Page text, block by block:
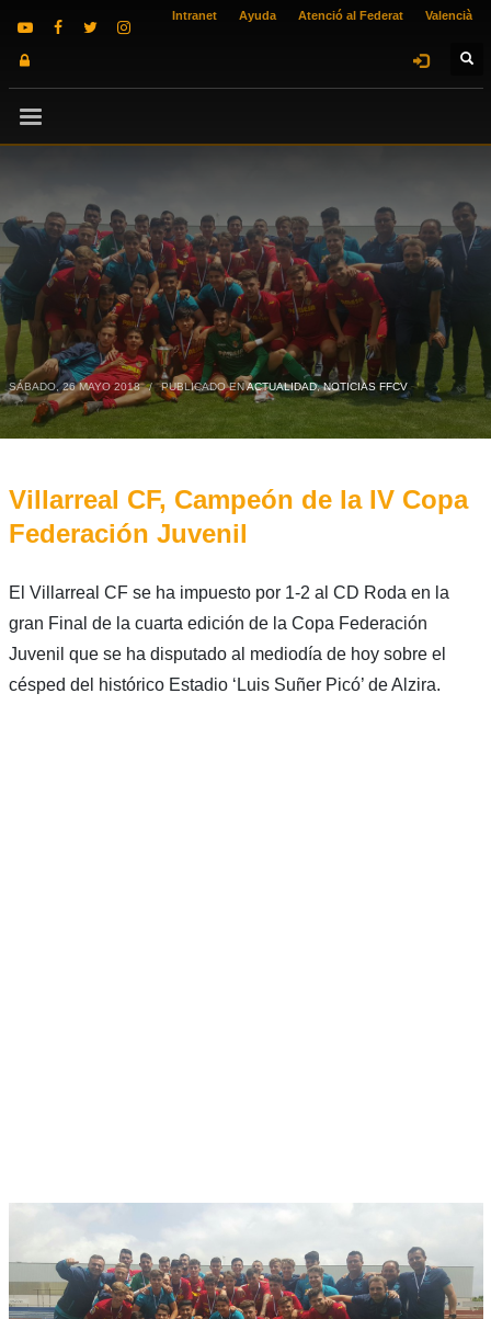
Intranet Ayuda Atenció al Federat Valencià
SÁBADO, 26 MAYO 2018 / PUBLICADO ENACTUALIDAD,NOTICIAS FFCV
Villarreal CF, Campeón de la IV Copa
Federación Juvenil
El Villarreal CF se ha impuesto por 1-2 al CD Roda en la
gran Final de la cuarta edición de la Copa Federación
Juvenil que se ha disputado al mediodía de hoy sobre el
césped del histórico Estadio ‘Luis Suñer Picó’ de Alzira.